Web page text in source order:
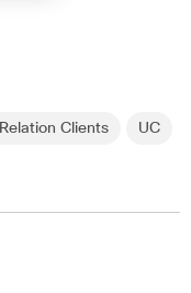
Relation Clients UC